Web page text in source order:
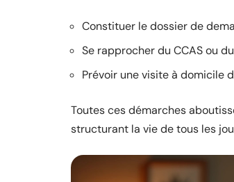
Constituer le dossier de
Se rapprocher du CCAS ou
Prévoir une visite à domicile
Toutes ces démarches
structurant la vie de tous les